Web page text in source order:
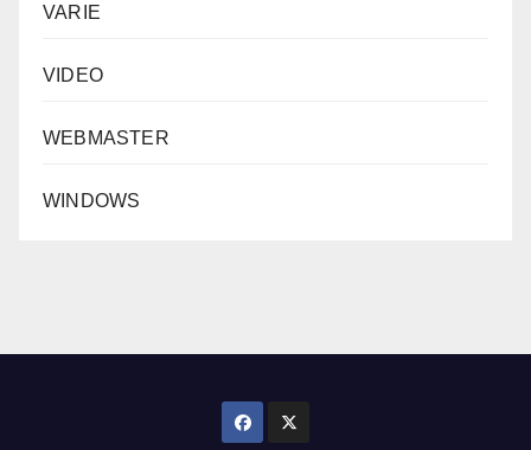
VARIE
VIDEO
WEBMASTER
WINDOWS